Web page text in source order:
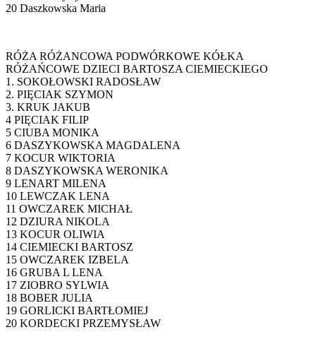
20 Daszkowska Maria
RÓŻA RÓŻANCOWA PODWÓRKOWE KÓŁKA
RÓŻAŃCOWE DZIECI BARTOSZA CIEMIECKIEGO
1. SOKOŁOWSKI RADOSŁAW
2. PIĘCIAK SZYMON
3. KRUK JAKUB
4 PIĘCIAK FILIP
5 CIUBA MONIKA
6 DASZYKOWSKA MAGDALENA
7 KOCUR WIKTORIA
8 DASZYKOWSKA WERONIKA
9 LENART MILENA
10 LEWCZAK LENA
11 OWCZAREK MICHAŁ
12 DZIURA NIKOLA
13 KOCUR OLIWIA
14 CIEMIECKI BARTOSZ
15 OWCZAREK IZBELA
16 GRUBA L LENA
17 ZIOBRO SYLWIA
18 BOBER JULIA
19 GORLICKI BARTŁOMIEJ
20 KORDECKI PRZEMYSŁAW